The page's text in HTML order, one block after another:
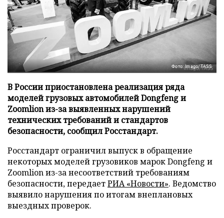
Фото: Imago/TASS
В России приостановлена реализация ряда
моделей грузовых автомобилей Dongfeng и
Zoomlion из-за выявленных нарушений
технических требований и стандартов
безопасности, сообщил Росстандарт.
Росстандарт ограничил выпуск в обращение
некоторых моделей грузовиков марок Dongfeng и
Zoomlion из-за несоответствий требованиям
безопасности, передаетРИА «Новости». Ведомство
выявило нарушения по итогам внеплановых
выездных проверок.